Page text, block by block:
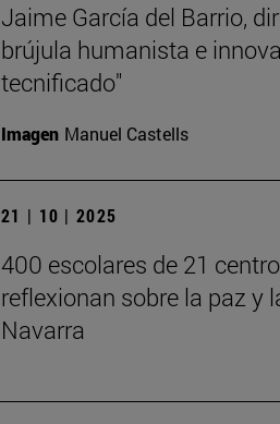
Jaime García del Barrio,
brújula humanista e
tecnificado"
Imagen Manuel Castells
21 | 10 | 2025
400 escolares de 21
reflexionan sobre la paz y
Navarra